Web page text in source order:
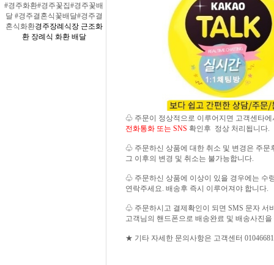
#경주화환#경주꽃집#경주꽃배
달 #경주결혼식꽃배달#경주결
혼식화환경주장례식장 근조화
환 장례식 화환 배달
♧ 주문이 정상적으로 이루어지면 고객센타
전화통화 또는 SNS 확인후 정상 처리됩니다.
♧ 주문하신 상품에 대한 취소 및 변경은 주문
그 이후의 변경 및 취소는 불가능합니다.
♧ 주문하신 상품에 이상이 있을 경우에는 수
연락주세요. 배송후 즉시 이루어져야 합니다.
♧ 주문하시고 결제확인이 되면 SMS 문자 서
고객님의 핸드폰으로 배송완료 및 배송사진
★ 기타 자세한 문의사항은 고객센터